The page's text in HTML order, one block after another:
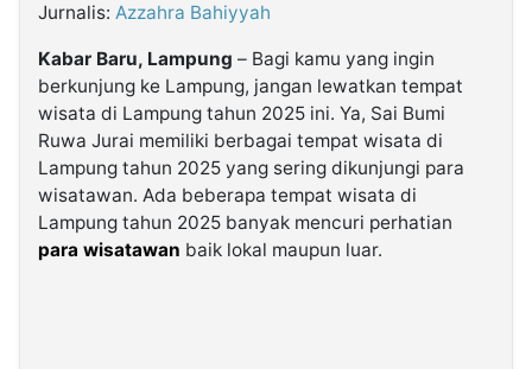
Kabarbaru.co
Jurnalis: Azzahra Bahiyyah
Kabar Baru, Lampung – Bagi kamu yang ingin
berkunjung ke Lampung, jangan lewatkan tempat
wisata di Lampung tahun 2025 ini. Ya, Sai Bumi
Ruwa Jurai memiliki berbagai tempat wisata di
Lampung tahun 2025 yang sering dikunjungi para
wisatawan. Ada beberapa tempat wisata di
Lampung tahun 2025 banyak mencuri perhatian
para wisatawan baik lokal maupun luar.